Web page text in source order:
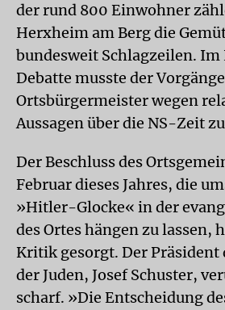
der rund 800 Einwohner
Herxheim am Berg die
bundesweit Schlagzeilen. Im
Debatte musste der
Ortsbürgermeister wegen
Aussagen über die NS-Zeit
Der Beschluss des
Februar dieses Jahres, die
»Hitler-Glocke« in der
des Ortes hängen zu lassen,
Kritik gesorgt. Der Präsident
der Juden, Josef Schuster,
scharf. »Die Entscheidung